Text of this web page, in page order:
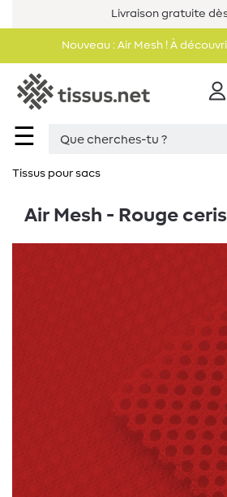
Livraison gratuite
Nouveau : Air Mesh ! À
☰
Tissus pour sacs
Air Mesh - Rouge